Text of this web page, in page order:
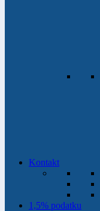
Kontakt
1,5% podatku